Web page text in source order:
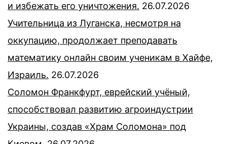
и избежать его уничтожения. 26.07.2026
Учительница из Луганска, несмотря на
оккупацию, продолжает преподавать
математику онлайн своим ученикам в Хайфе,
Израиль. 26.07.2026
Соломон Франкфурт, еврейский учёный,
способствовал развитию агроиндустрии
Украины, создав «Храм Соломона» под